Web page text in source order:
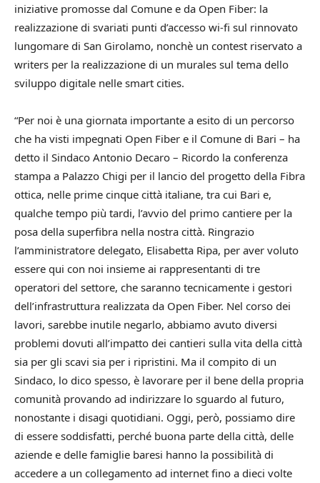
iniziative promosse dal Comune e da Open Fiber: la
realizzazione di svariati punti d’accesso wi-fi sul rinnovato
lungomare di San Girolamo, nonchè un contest riservato a
writers per la realizzazione di un murales sul tema dello
sviluppo digitale nelle smart cities.
“Per noi è una giornata importante a esito di un percorso
che ha visti impegnati Open Fiber e il Comune di Bari – ha
detto il Sindaco Antonio Decaro – Ricordo la conferenza
stampa a Palazzo Chigi per il lancio del progetto della Fibra
ottica, nelle prime cinque città italiane, tra cui Bari e,
qualche tempo più tardi, l’avvio del primo cantiere per la
posa della superfibra nella nostra città. Ringrazio
l’amministratore delegato, Elisabetta Ripa, per aver voluto
essere qui con noi insieme ai rappresentanti di tre
operatori del settore, che saranno tecnicamente i gestori
dell’infrastruttura realizzata da Open Fiber. Nel corso dei
lavori, sarebbe inutile negarlo, abbiamo avuto diversi
problemi dovuti all’impatto dei cantieri sulla vita della città
sia per gli scavi sia per i ripristini. Ma il compito di un
Sindaco, lo dico spesso, è lavorare per il bene della propria
comunità provando ad indirizzare lo sguardo al futuro,
nonostante i disagi quotidiani. Oggi, però, possiamo dire
di essere soddisfatti, perché buona parte della città, delle
aziende e delle famiglie baresi hanno la possibilità di
accedere a un collegamento ad internet fino a dieci volte